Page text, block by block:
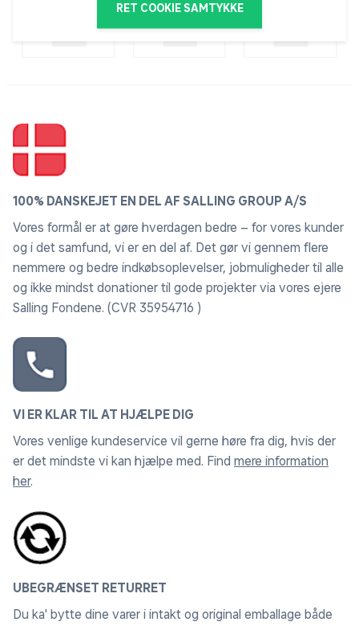
RET COOKIE SAMTYKKE
100% DANSKEJET EN DEL AF SALLING GROUP A/S
Vores formål er at gøre hverdagen bedre – for vores kunder
og i det samfund, vi er en del af. Det gør vi gennem flere
nemmere og bedre indkøbsoplevelser, jobmuligheder til alle
og ikke mindst donationer til gode projekter via vores ejere
Salling Fondene. (CVR 35954716 )
VI ER KLAR TIL AT HJÆLPE DIG
Vores venlige kundeservice vil gerne høre fra dig, hvis der
er det mindste vi kan hjælpe med. Find mere information
her.
UBEGRÆNSET RETURRET
Du ka' bytte dine varer i intakt og original emballage både